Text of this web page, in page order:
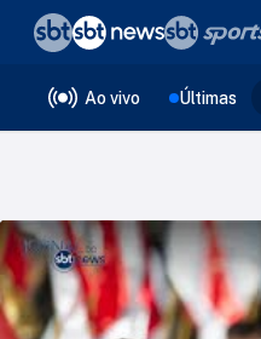
Ao vivo Últimas
❮voltar
Editorias